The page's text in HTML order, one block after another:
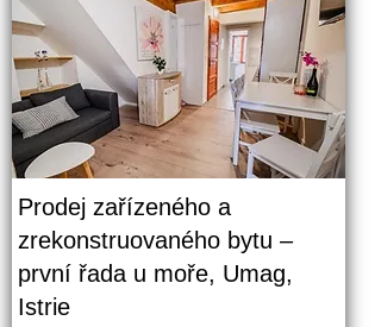
Prodej zařízeného a
zrekonstruovaného bytu –
první řada u moře, Umag,
Istrie